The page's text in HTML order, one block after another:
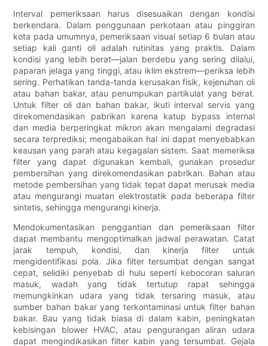
Interval pemeriksaan harus disesuaikan dengan kondisi
berkendara. Dalam penggunaan perkotaan atau pinggiran
kota pada umumnya, pemeriksaan visual setiap 6 bulan atau
setiap kali ganti oli adalah rutinitas yang praktis. Dalam
kondisi yang lebih berat—jalan berdebu yang sering dilalui,
paparan jelaga yang tinggi, atau iklim ekstrem—periksa lebih
sering. Perhatikan tanda-tanda kerusakan fisik, kejenuhan oli
atau bahan bakar, atau penumpukan partikulat yang berat.
Untuk filter oli dan bahan bakar, ikuti interval servis yang
direkomendasikan pabrikan karena katup bypass internal
dan media berperingkat mikron akan mengalami degradasi
secara terprediksi; mengabaikan hal ini dapat menyebabkan
keausan yang parah atau kegagalan sistem. Saat memeriksa
filter yang dapat digunakan kembali, gunakan prosedur
pembersihan yang direkomendasikan pabrikan. Bahan atau
metode pembersihan yang tidak tepat dapat merusak media
atau mengurangi muatan elektrostatik pada beberapa filter
sintetis, sehingga mengurangi kinerja.
Mendokumentasikan penggantian dan pemeriksaan filter
dapat membantu mengoptimalkan jadwal perawatan. Catat
jarak tempuh, kondisi, dan kinerja filter untuk
mengidentifikasi pola. Jika filter tersumbat dengan sangat
cepat, selidiki penyebab di hulu seperti kebocoran saluran
masuk, wadah yang tidak tertutup rapat sehingga
memungkinkan udara yang tidak tersaring masuk, atau
sumber bahan bakar yang terkontaminasi untuk filter bahan
bakar. Bau yang tidak biasa di dalam kabin, peningkatan
kebisingan blower HVAC, atau pengurangan aliran udara
dapat mengindikasikan filter kabin yang tersumbat. Gejala